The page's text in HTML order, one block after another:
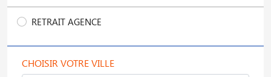
RETRAIT AGENCE
CHOISIR VOTRE VILLE